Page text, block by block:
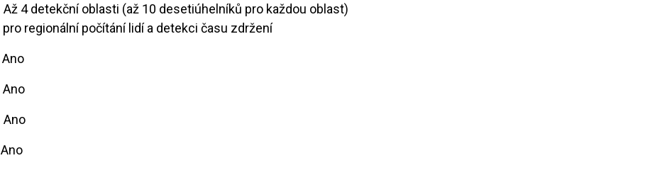
​Až 4 detekční oblasti (až 10 desetiúhelníků pro každou oblast)
​pro regionální počítání lidí a detekci času zdržení
​Ano
​Ano
​Ano
​Ano